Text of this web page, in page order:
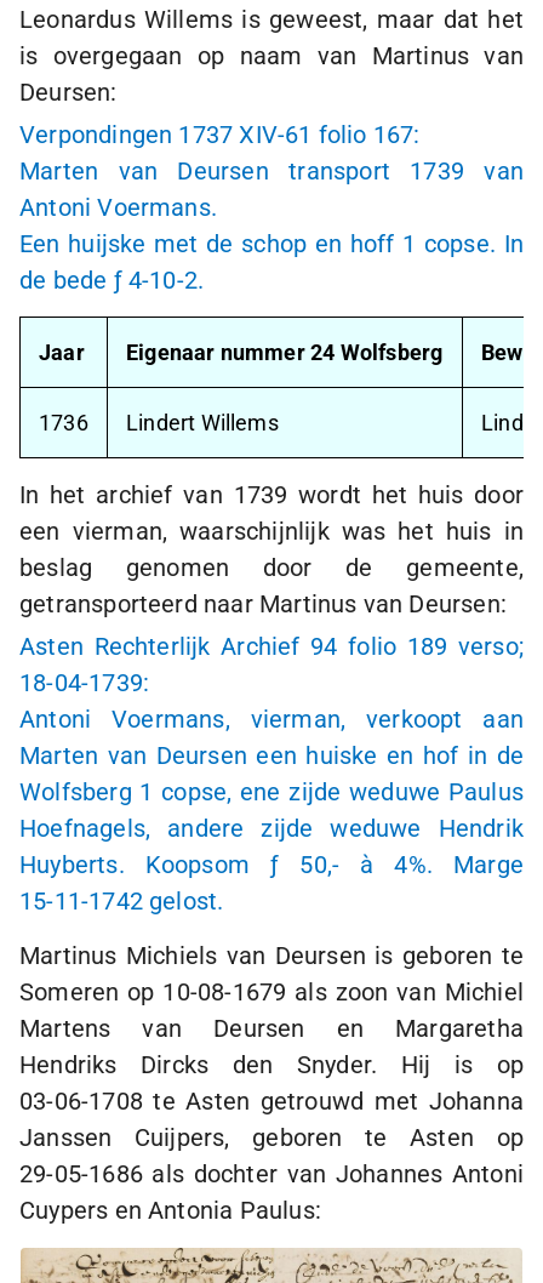
Leonardus Willems is geweest, maar dat het
is overgegaan op naam van Martinus van
Deursen:
Verpondingen 1737 XIV-61 folio 167:
Marten van Deursen transport 1739 van
Antoni Voermans.
Een huijske met de schop en hoff 1 copse. In
de bede ƒ 4-10-2.
Jaar Eigenaar nummer 24 Wolfsberg
1736 Lindert Willems
In het archief van 1739 wordt het huis door
een vierman, waarschijnlijk was het huis in
beslag genomen door de gemeente,
getransporteerd naar Martinus van Deursen:
Asten Rechterlijk Archief 94 folio 189 verso;
18-04-1739:
Antoni Voermans, vierman, verkoopt aan
Marten van Deursen een huiske en hof in de
Wolfsberg 1 copse, ene zijde weduwe Paulus
Hoefnagels, andere zijde weduwe Hendrik
Huyberts. Koopsomƒ 50,- à 4%. Marge
15-11-1742gelost.
Martinus Michiels van Deursen is geboren te
Someren op 10-08-1679 als zoon van Michiel
Martens van Deursen en Margaretha
Hendriks Dircks den Snyder. Hij is op
03-06-1708 te Asten getrouwd met Johanna
Janssen Cuijpers, geboren te Asten op
29-05-1686als dochter van Johannes Antoni
Cuypers en Antonia Paulus: